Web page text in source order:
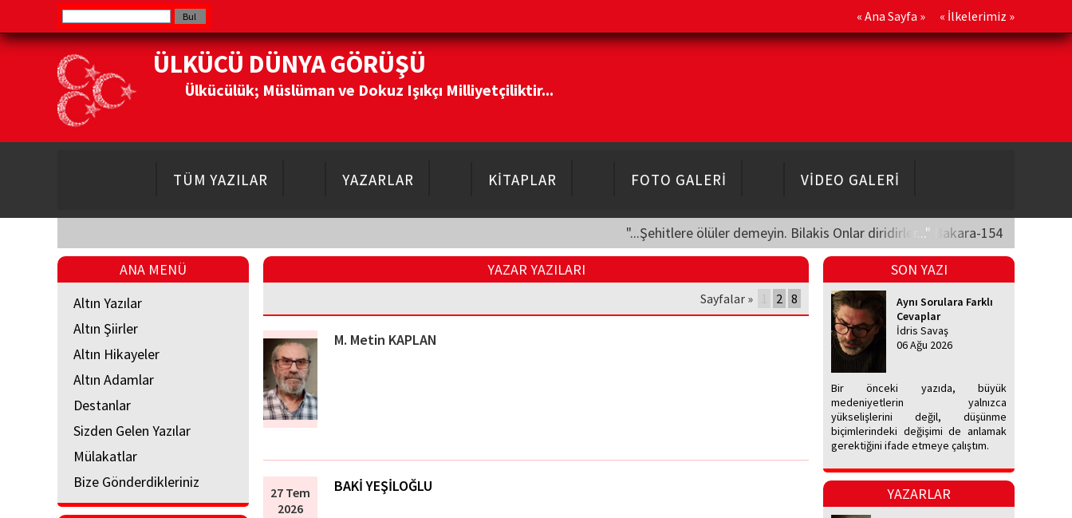
« Ana Sayfa » « İlkelerimiz »
ÜLKÜCÜ DÜNYA GÖRÜŞÜ
Ülkücülük; Müslüman ve Dokuz Işıkçı Milliyetçiliktir...
TÜM YAZILAR YAZARLAR KİTAPLAR FOTO GALERİ VİDEO GALERİ
"...Şehitlere ölüler demeyin. Bilakis Onlar diridirler..." Bakara-154
ANA MENÜ
Altın Yazılar
Altın Şiirler
Altın Hikayeler
Altın Adamlar
Destanlar
Sizden Gelen Yazılar
Mülakatlar
Bize Gönderdikleriniz
YAZAR YAZILARI
Sayfalar » 2 8
M. Metin KAPLAN
27 Tem
2026
BAKİ YEŞİLOĞLU
SON YAZI
Aynı Sorulara Farklı
Cevaplar
İdris Savaş
06 Ağu 2026
Bir önceki yazıda, büyük
medeniyetlerin yalnızca
yükselişlerini değil, düşünme
biçimlerindeki değişimi de anlamak
gerektiğini ifade etmeye çalıştım.
YAZARLAR